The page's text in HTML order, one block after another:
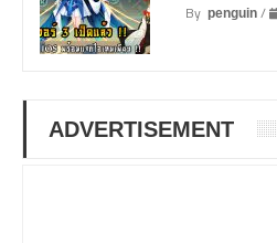
By penguin/
ADVERTISEMENT